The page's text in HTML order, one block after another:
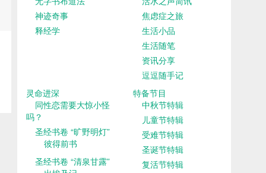
神迹奇事
释经学
焦虑症之旅
生活小品
生活随笔
资讯分享
逗逗随手记
灵命进深
同性恋需要大惊小怪
吗？
圣经书卷 “旷野明灯”
彼得前书
圣经书卷 “清泉甘露”
特备节目
中秋节特辑
儿童节特辑
受难节特辑
圣诞节特辑
复活节特辑